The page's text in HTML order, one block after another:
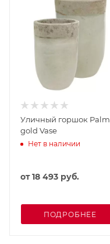
Уличный горшок Palm
gold Vase
Нет в наличии
от18 493 руб.
ПОДРОБНЕЕ